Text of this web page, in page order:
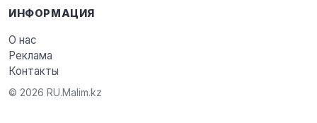
ИНФОРМАЦИЯ
О нас
Реклама
Контакты
© 2026 RU.Malim.kz